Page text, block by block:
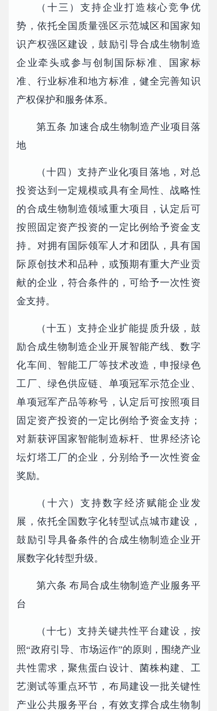
（十三）支持企业打造核心竞争优
势，依托全国质量强区示范城区和国家知
识产权强区建设，鼓励引导合成生物制造
企业牵头或参与创制国际标准、国家标
准、行业标准和地方标准，健全完善知识
产权保护和服务体系。
第五条 加速合成生物制造产业项目落
地
（十四）支持产业化项目落地，对总
投资达到一定规模或具有全局性、战略性
的合成生物制造领域重大项目，认定后可
按照固定资产投资的一定比例给予资金支
持。对拥有国际领军人才和团队，具有国
际原创技术和品种，或预期有重大产业贡
献的企业，符合条件的，可给予一次性资
金支持。
（十五）支持企业扩能提质升级，鼓
励合成生物制造企业开展智能产线、数字
化车间、智能工厂等技术改造，申报绿色
工厂、绿色供应链、单项冠军示范企业、
单项冠军产品等称号，认定后可按照项目
固定资产投资的一定比例给予资金支持；
对新获评国家智能制造标杆、世界经济论
坛灯塔工厂的企业，分别给予一次性资金
奖励。
（十六）支持数字经济赋能企业发
展，依托全国数字化转型试点城市建设，
鼓励引导具备条件的合成生物制造企业开
展数字化转型升级。
第六条 布局合成生物制造产业服务平
台
（十七）支持关键共性平台建设，按
照“政府引导、市场运作”的原则，围绕产业
共性需求，聚焦蛋白设计、菌株构建、工
艺测试等重点环节，布局建设一批关键性
产业公共服务平台，有效支撑合成生物制